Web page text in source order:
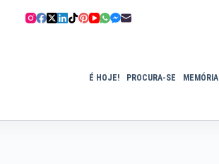
É HOJE! PROCURA-SE MEMÓRIA